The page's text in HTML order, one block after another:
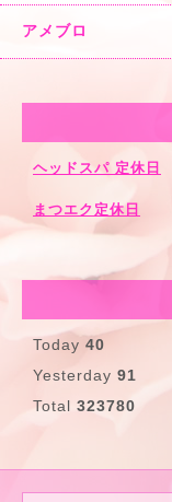
アメブロ
ヘッドスパ 定休日
まつエク定休日
Today 40
Yesterday 91
Total 323780